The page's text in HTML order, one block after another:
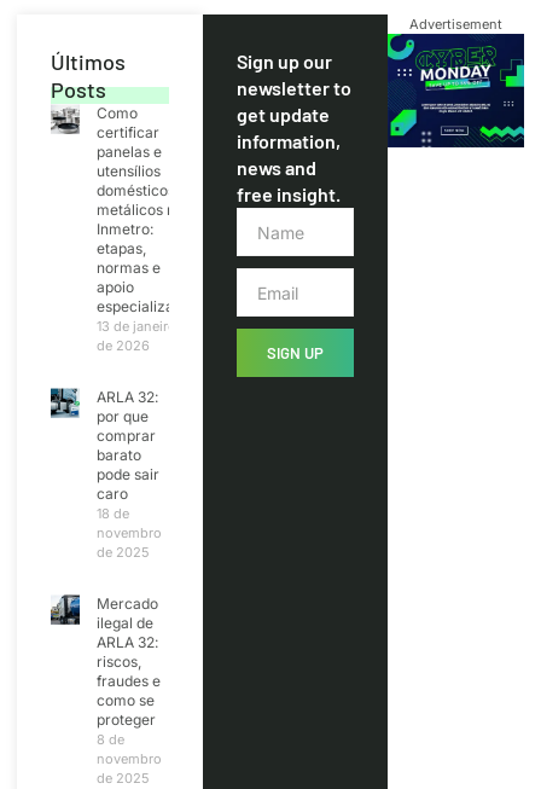
Últimos
Posts
Como
certificar
panelas e
utensílios
domésticos
metálicos no
Inmetro:
etapas,
normas e
apoio
especializado
13 de janeiro
de 2026
ARLA 32:
por que
comprar
barato
pode sair
caro
18 de
novembro
de 2025
Mercado
ilegal de
ARLA 32:
riscos,
fraudes e
como se
proteger
8 de
novembro
de 2025
Sign up our
newsletter to
get update
information,
news and
free insight.
SIGN UP
Advertisement